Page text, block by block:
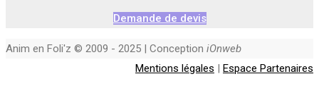
Demande de devis
Anim en Foli'z © 2009 - 2025 | Conception iOnweb
Mentions légales | Espace Partenaires